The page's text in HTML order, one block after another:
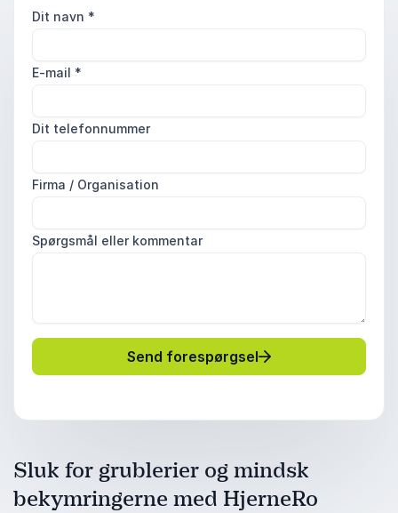
Dit navn *
E-mail *
Dit telefonnummer
Firma / Organisation
Spørgsmål eller kommentar
Send forespørgsel
Sluk for grublerier og mindsk
bekymringerne med HjerneRo